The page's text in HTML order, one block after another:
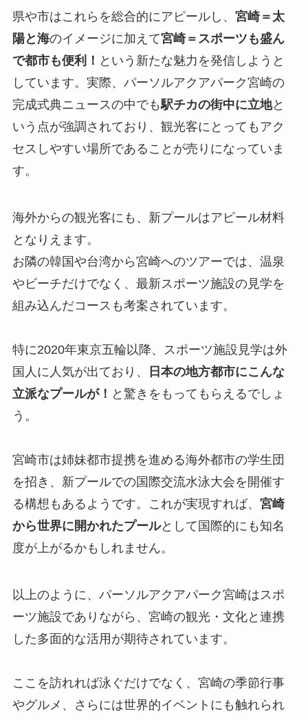
県や市はこれらを総合的にアピールし、 宮崎＝太
陽と海のイメージに加えて宮崎＝スポーツも盛ん
で都市も便利！ という新たな魅力を発信しようと
しています。実際、パーソルアクアパーク宮崎の
完成式典ニュースの中でも駅チカの街中に立地と
いう点が強調されており、観光客にとってもアク
セスしやすい場所であることが売りになっていま
す。
海外からの観光客にも、新プールはアピール材料
となりえます。
お隣の韓国や台湾から宮崎へのツアーでは、温泉
やビーチだけでなく、最新スポーツ施設の見学を
組み込んだコースも考案されています。
特に2020年東京五輪以降、スポーツ施設見学は外
国人に人気が出ており、
日本の地方都市にこんな
立派なプールが！ と驚きをもってもらえるでしょ
う。
宮崎市は姉妹都市提携を進める海外都市の学生団
を招き、新プールでの国際交流水泳大会を開催す
る構想もあるようです。これが実現すれば、 宮崎
から世界に開かれたプールとして国際的にも知名
度が上がるかもしれません。
以上のように、パーソルアクアパーク宮崎はスポ
ーツ施設でありながら、宮崎の観光・文化と連携
した多面的な活用が期待されています。
ここを訪れれば泳ぐだけでなく、宮崎の季節行事
やグルメ、さらには世界的イベントにも触れられ